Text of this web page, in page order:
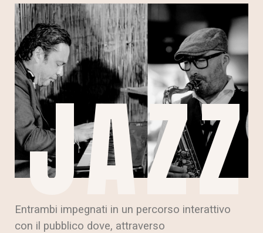
JAZZ
Entrambi impegnati in un percorso interattivo
con il pubblico dove, attraverso